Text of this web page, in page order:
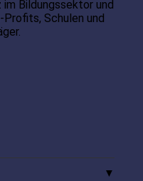
Bildungssektor und
Schulen und